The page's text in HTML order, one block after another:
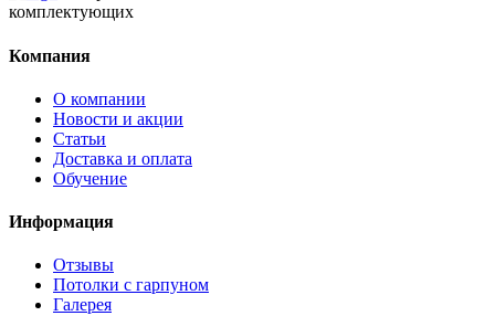
комплектующих
Компания
О компании
Новости и акции
Статьи
Доставка и оплата
Обучение
Информация
Отзывы
Потолки с гарпуном
Галерея